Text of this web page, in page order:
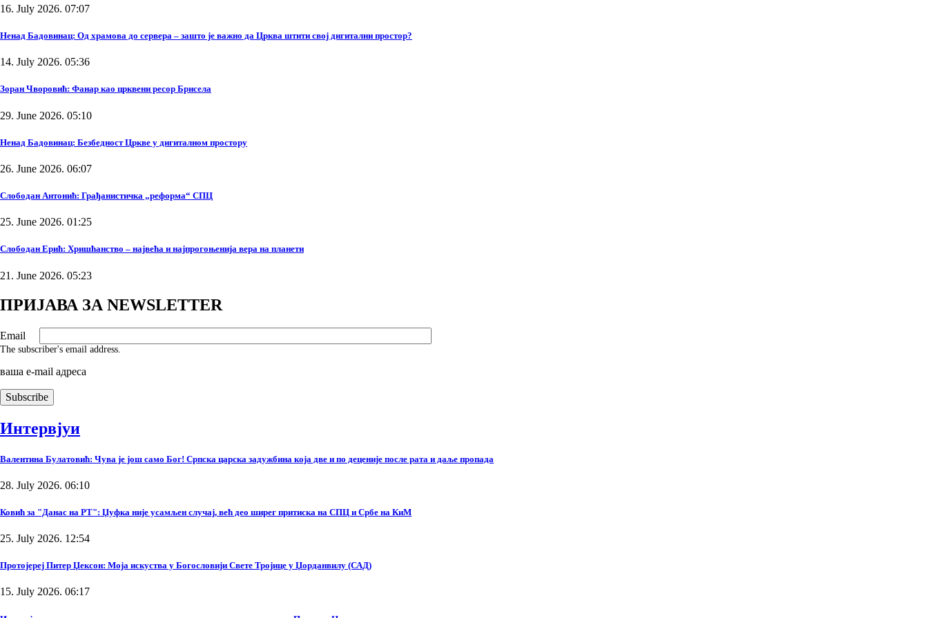
16. July 2026. 07:07
Ненад Бадовинац: Од храмова до сервера – зашто је важно да Црква штити свој дигитални простор?
14. July 2026. 05:36
Зоран Чворовић: Фанар као црквени ресор Брисела
29. June 2026. 05:10
Ненад Бадовинац: Безбедност Цркве у дигиталном простору
26. June 2026. 06:07
Слободан Антонић: Грађанистичка „реформа“ СПЦ
25. June 2026. 01:25
Слободан Ерић: Хришћанство – највећа и најпрогоњенија вера на планети
21. June 2026. 05:23
ПРИЈАВА ЗА NEWSLETTER
Email
The subscriber's email address.
ваша е-mail адреса
Интервјуи
Валентина Булатовић: Чува је још само Бог! Српска царска задужбина која две и по деценије после рата и даље пропада
28. July 2026. 06:10
Ковић за "Данас на РТ": Џуфка није усамљен случај, већ део ширег притиска на СПЦ и Србе на КиМ
25. July 2026. 12:54
Протојереј Питер Џексон: Моја искуства у Богословији Свете Тројице у Џорданвилу (САД)
15. July 2026. 06:17